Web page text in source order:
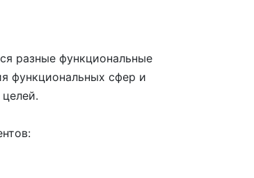
разные функциональные
функциональных сфер и